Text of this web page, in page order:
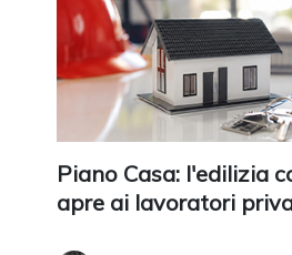
Piano Casa: l'edilizia
apre ai lavoratori